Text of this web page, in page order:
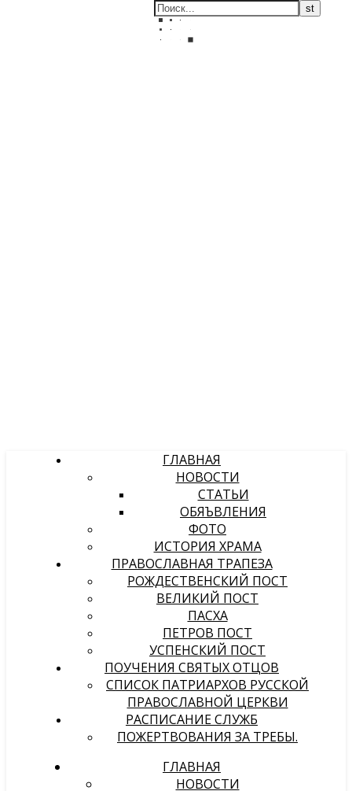
ГЛАВНАЯ
НОВОСТИ
СТАТЬИ
ОБЯЪВЛЕНИЯ
ФОТО
ИСТОРИЯ ХРАМА
ПРАВОСЛАВНАЯ ТРАПЕЗА
РОЖДЕСТВЕНСКИЙ ПОСТ
ВЕЛИКИЙ ПОСТ
ПАСХА
ПЕТРОВ ПОСТ
УСПЕНСКИЙ ПОСТ
ПОУЧЕНИЯ СВЯТЫХ ОТЦОВ
СПИСОК ПАТРИАРХОВ РУССКОЙ
ПРАВОСЛАВНОЙ ЦЕРКВИ
РАСПИСАНИЕ СЛУЖБ
ПОЖЕРТВОВАНИЯ ЗА ТРЕБЫ.
ГЛАВНАЯ
НОВОСТИ